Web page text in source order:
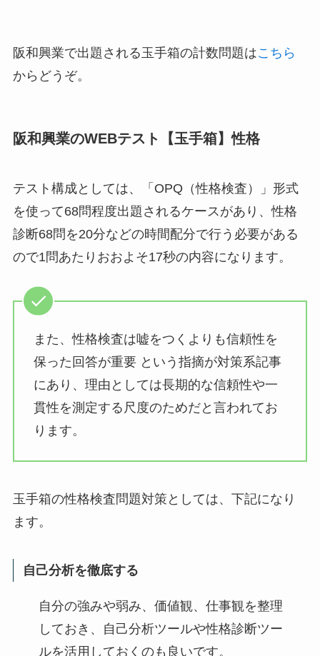
阪和興業で出題される玉手箱の計数問題はこちら
からどうぞ。
阪和興業のWEBテスト【玉手箱】性格
テスト構成としては、「OPQ（性格検査）」形式
を使って68問程度出題されるケースがあり、性格
診断68問を20分などの時間配分で行う必要がある
ので1問あたりおおよそ17秒の内容になります。
また、性格検査は嘘をつくよりも信頼性を
保った回答が重要 という指摘が対策系記事
にあり、理由としては長期的な信頼性や一
貫性を測定する尺度のためだと言われてお
ります。
玉手箱の性格検査問題対策としては、下記になり
ます。
自己分析を徹底する
自分の強みや弱み、価値観、仕事観を整理
しておき、自己分析ツールや性格診断ツー
ルを活用しておくのも良いです。